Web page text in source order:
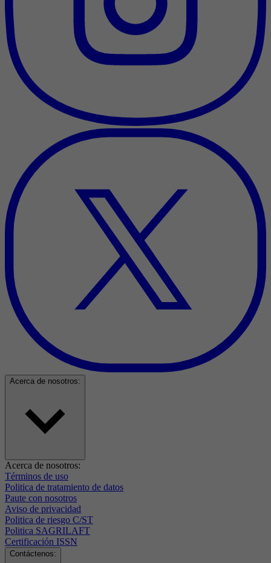
Acerca de nosotros:
Acerca de nosotros:
Términos de uso
Politica de tratamiento de datos
Paute con nosotros
Aviso de privacidad
Politica de riesgo C/ST
Politica SAGRILAFT
Certificación ISSN
Contáctenos: